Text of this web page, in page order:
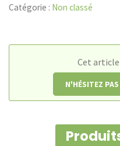
à
Catégorie : Non classé
Cet article
N'HÉSITEZ